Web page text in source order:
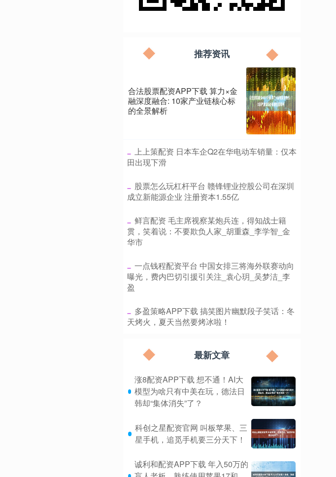
推荐资讯
合法股票配资APP下载 算力×金
融深度融合: 10家产业链核心标
的全景解析
​上上策配资 日本车企Q2在华电动车销量：仅本
田出现下滑
​股票怎么玩杠杆平台 赣锋锂业控股公司在深圳
成立新能源企业 注册资本1.55亿
​鲜言配资 毛主席视察某炮兵连，得知战士籍
贯，笑着说：不要欺负人家_胡重森_李学智_金
华市
​一点钱程配资平台 中国女排三将海外联赛动向
曝光，费内巴切引援引关注_袁心玥_吴梦洁_李
盈
​多盈策略APP下载 搞笑图片幽默段子笑话：冬
天烤火，夏天当然要烤冰啦！
最新文章
涨8配资APP下载 想不通！AI大
模型为啥只有中美在玩，德法日
韩却“集体消失”了？
科创之星配资官网 叫板苹果、三
星手机，追觅手机要三分天下！
诚利和配资APP下载 年入50万的